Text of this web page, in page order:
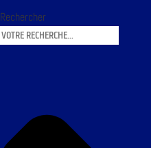
Rechercher